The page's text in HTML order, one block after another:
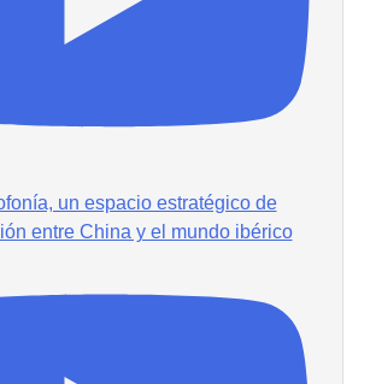
un espacio estratégico de
entre China y el mundo ibérico